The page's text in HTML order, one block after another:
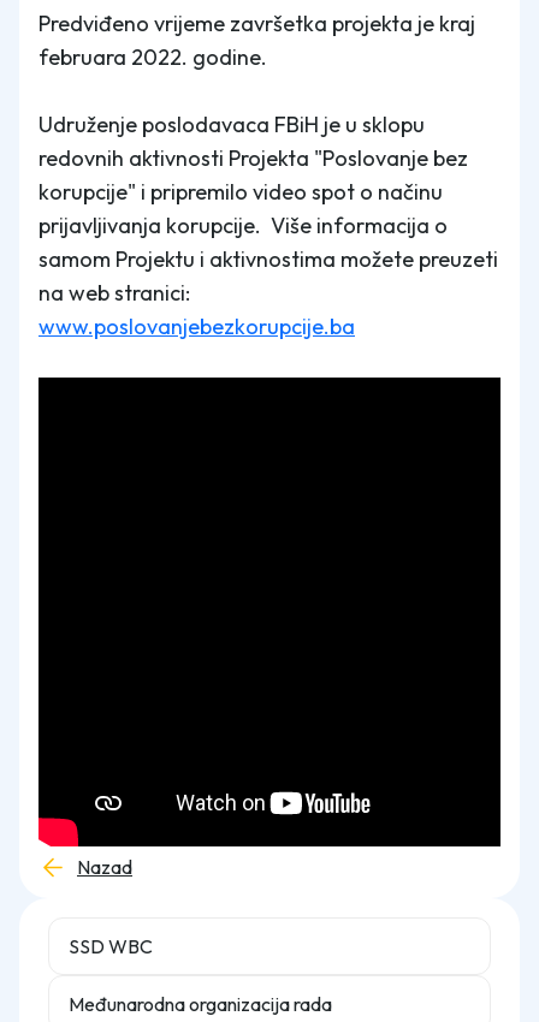
SSD WBC
Međunarodna organizacija rada
Predviđeno vrijeme završetka projekta je kraj
februara 2022. godine.
Udruženje poslodavaca FBiH je u sklopu
redovnih aktivnosti Projekta "Poslovanje bez
korupcije" i pripremilo video spot o načinu
prijavljivanja korupcije. Više informacija o
samom Projektu i aktivnostima možete preuzeti
na web stranici:
www.poslovanjebezkorupcije.ba
Nazad